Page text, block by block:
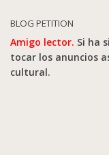
BLOG PETITION
Amigo lector. Si ha
tocar los anuncios
cultural.